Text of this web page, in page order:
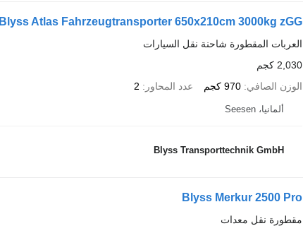
Blyss Atlas Fahrzeugtransporter 650x210cm 3000kg zGG
العربات المقطورة شاحنة نقل السيارات
2,030 كجم
الوزن الصافي 970 كجم عدد المحاور 2
ألمانيا، Seesen
Blyss Transporttechnik GmbH
Blyss Merkur 2500 Pro
مقطورة نقل معدات